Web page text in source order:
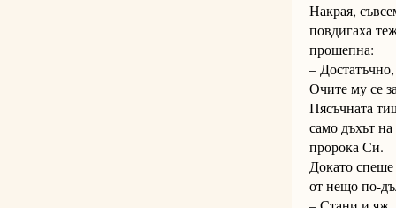
Накрая,
повдигаха
прошепна:
–
Очите му се
Пясъчната
само дъхът
пророка Си.
Докато
от нещо по-